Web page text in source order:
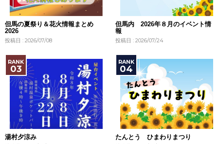
但馬の夏祭り＆花火情報まとめ
2026
投稿日 : 2026/07/08
但馬内 2026年８月のイベント情
報
投稿日 : 2026/07/24
湯村夕涼み たんとう ひまわりまつり